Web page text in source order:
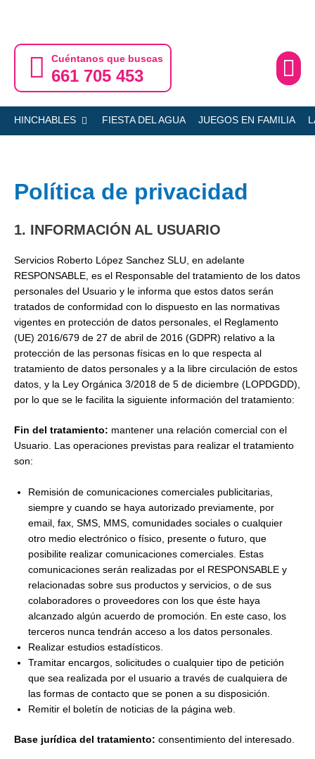
Cuéntanos que buscas
661 705 453
HINCHABLES Abrir HINCHABLES
FIESTA DEL AGUA JUEGOS EN FAMILIA
Política de privacidad
1. INFORMACIÓN AL USUARIO
Servicios Roberto López Sanchez SLU, en adelante
RESPONSABLE, es el Responsable del tratamiento de los datos
personales del Usuario y le informa que estos datos serán
tratados de conformidad con lo dispuesto en las normativas
vigentes en protección de datos personales, el Reglamento
(UE) 2016/679 de 27 de abril de 2016 (GDPR) relativo a la
protección de las personas físicas en lo que respecta al
tratamiento de datos personales y a la libre circulación de estos
datos, y la Ley Orgánica 3/2018 de 5 de diciembre (LOPDGDD),
por lo que se le facilita la siguiente información del tratamiento:
Fin del tratamiento: mantener una relación comercial con el
Usuario. Las operaciones previstas para realizar el tratamiento
son:
Remisión de comunicaciones comerciales publicitarias,
siempre y cuando se haya autorizado previamente, por
email, fax, SMS, MMS, comunidades sociales o cualquier
otro medio electrónico o físico, presente o futuro, que
posibilite realizar comunicaciones comerciales. Estas
comunicaciones serán realizadas por el RESPONSABLE y
relacionadas sobre sus productos y servicios, o de sus
colaboradores o proveedores con los que éste haya
alcanzado algún acuerdo de promoción. En este caso, los
terceros nunca tendrán acceso a los datos personales.
Realizar estudios estadísticos.
Tramitar encargos, solicitudes o cualquier tipo de petición
que sea realizada por el usuario a través de cualquiera de
las formas de contacto que se ponen a su disposición.
Remitir el boletín de noticias de la página web.
Base jurídica del tratamiento: consentimiento del interesado.